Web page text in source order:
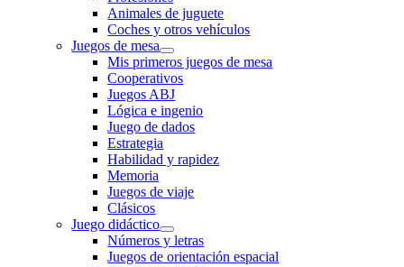
Animales de juguete
Coches y otros vehículos
Juegos de mesa
Mis primeros juegos de mesa
Cooperativos
Juegos ABJ
Lógica e ingenio
Juego de dados
Estrategia
Habilidad y rapidez
Memoria
Juegos de viaje
Clásicos
Juego didáctico
Números y letras
Juegos de orientación espacial